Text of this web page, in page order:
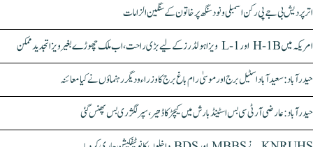
اتر پردیش بی جے پی رکن اسمبلی ونود سنگھ پر خاتون کے سنگین الزامات
امریکہ میں H-1B اور L-1 ویزا ہولڈرز کے لیے بڑی راحت، اب ملک چھوڑے بغیر ویزا تجدید ممکن
حیدرآباد: سعیدآباد اسٹیل برج اور موسیٰ رام باغ برج کا وزراء و دیگر رہنماؤں نے کیا معائنہ
حیدرآباد: عارضی آر ٹی سی بس اسٹینڈ بارش میں کیچڑ کا ڈھیر، سپر لگژری بس پھنس گئی